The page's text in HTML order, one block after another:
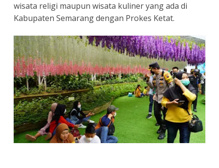
wisata religi maupun wisata kuliner yang ada di
Kabupaten Semarang dengan Prokes Ketat.